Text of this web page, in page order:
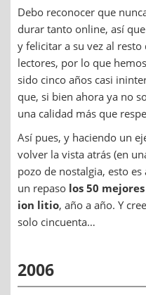
Debo reconocer que
durar tanto online, así
y felicitar a su vez al
lectores, por lo que
sido cinco años casi
que, si bien ahora ya no
una calidad más que
Así pues, y haciendo un
volver la vista atrás (en
pozo de nostalgia, esto
un repaso los 50
ion litio, año a año. Y
solo cincuenta…
2006